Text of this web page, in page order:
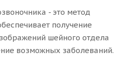
- это метод
получение
шейного отдела
возможных заболеваний.